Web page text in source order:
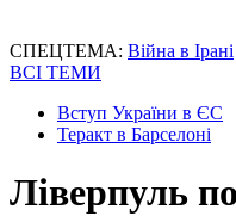
СПЕЦТЕМА: Війна в Ірані
ВСІ ТЕМИ
Вступ України в ЄС
Теракт в Барселоні
Ліверпуль